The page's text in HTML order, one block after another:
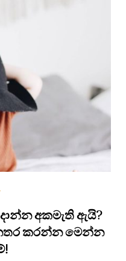
අකමැති ඇයි?
කරන්න මෙන්න